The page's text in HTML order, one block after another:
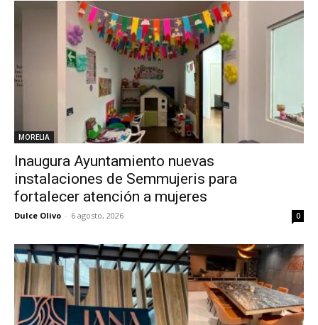
MORELIA
Inaugura Ayuntamiento nuevas
instalaciones de Semmujeris para
fortalecer atención a mujeres
Dulce Olivo - 6 agosto, 2026 0